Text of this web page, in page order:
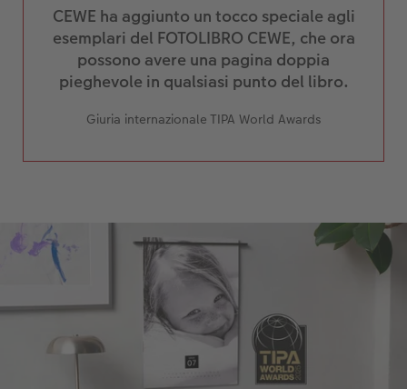
CEWE ha aggiunto un tocco speciale agli
esemplari del FOTOLIBRO CEWE, che ora
possono avere una pagina doppia
pieghevole in qualsiasi punto del libro.
Giuria internazionale TIPA World Awards